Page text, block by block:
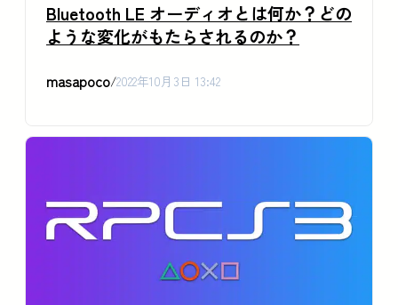
Bluetooth LE オーディオとは何か？どの
ような変化がもたらされるのか？
masapoco/2022年10月3日 13:42